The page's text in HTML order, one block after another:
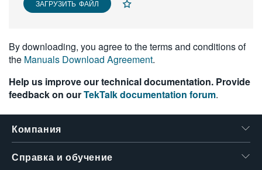
ЗАГРУЗИТЬ ФАЙЛ
By downloading, you agree to the terms and conditions of
the Manuals Download Agreement.
Help us improve our technical documentation. Provide
feedback on ourTekTalk documentation forum.
Компания
Справка и обучение